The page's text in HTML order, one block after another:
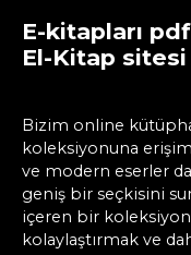
E-kitapları
El-Kitap sitesi
Bizim online
koleksiyonuna
ve modern eserler
geniş bir seçkisini
içeren bir
kolaylaştırmak ve